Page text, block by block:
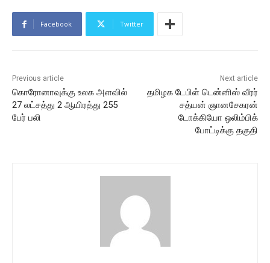
Facebook Twitter
Previous article
கொரோனாவுக்கு உலக அளவில்
27 லட்சத்து 2 ஆயிரத்து 255
பேர் பலி
Next article
தமிழக டேபிள் டென்னிஸ் வீரர்
சத்யன் ஞானசேகரன்
டோக்கியோ ஒலிம்பிக்
போட்டிக்கு தகுதி